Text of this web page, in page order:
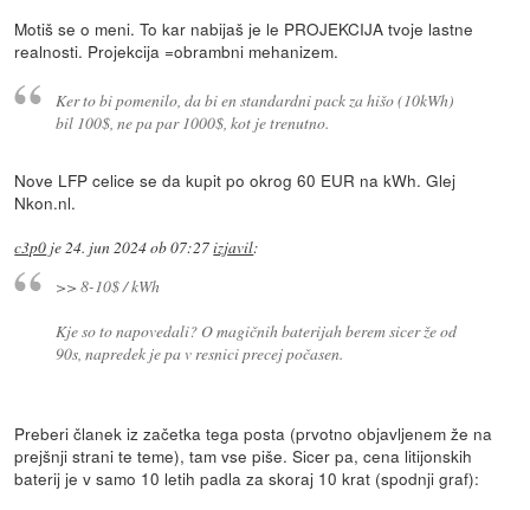
Motiš se o meni. To kar nabijaš je le PROJEKCIJA tvoje lastne
realnosti. Projekcija =obrambni mehanizem.
Ker to bi pomenilo, da bi en standardni pack za hišo (10kWh)
bil 100$, ne pa par 1000$, kot je trenutno.
Nove LFP celice se da kupit po okrog 60 EUR na kWh. Glej
Nkon.nl.
c3p0 je24. jun 2024 ob 07:27izjavil:
>> 8-10$ / kWh
Kje so to napovedali? O magičnih baterijah berem sicer že od
90s, napredek je pa v resnici precej počasen.
Preberi članek iz začetka tega posta (prvotno objavljenem že na
prejšnji strani te teme), tam vse piše. Sicer pa, cena litijonskih
baterij je v samo 10 letih padla za skoraj 10 krat (spodnji graf):